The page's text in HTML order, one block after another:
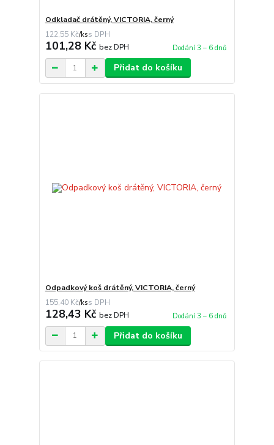
Odkladač drátěný, VICTORIA, černý
122,55 Kč/ks
101,28 Kč bez DPH Dodání 3 – 6 dnů
Přidat do košíku
Odpadkový koš drátěný, VICTORIA, černý
155,40 Kč/ks
128,43 Kč bez DPH Dodání 3 – 6 dnů
Přidat do košíku